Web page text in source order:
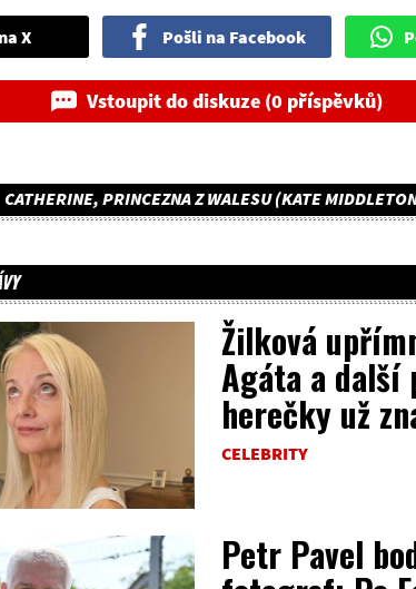
X Pošli na Facebook
Vstoupit do diskuze (0 příspěvků)
CATHERINE, PRINCEZNA Z WALESU (KATE
Žilková
Agáta a další
herečky už
CELEBRITY
Petr Pavel